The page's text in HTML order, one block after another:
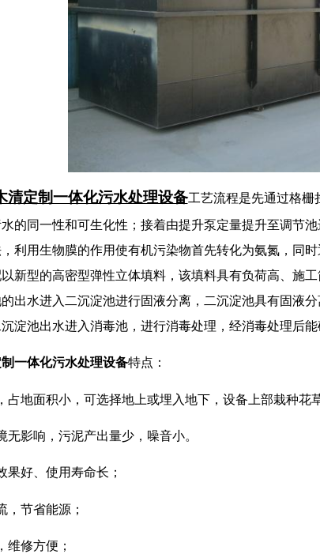
清定制一体化污水处理设备工艺流程是先通过格栅
的同一性和可生化性；接着由提升泵定量提升至调节
利用生物膜的作用使有机污染物首先转化为氨氮，同
新型的高密型弹性立体填料，该填料具有负荷高、施
出水进入二沉淀池进行固液分离，二沉淀池具有固液
淀池出水进入消毒池，进行消毒处理，经消毒处理后
一体化污水处理设备特点：
占地面积小，可选择地上或埋入地下，设备上部栽种花
无影响，污泥产出量少，噪音小。
果好、使用寿命长；
，节省能源；
维修方便；